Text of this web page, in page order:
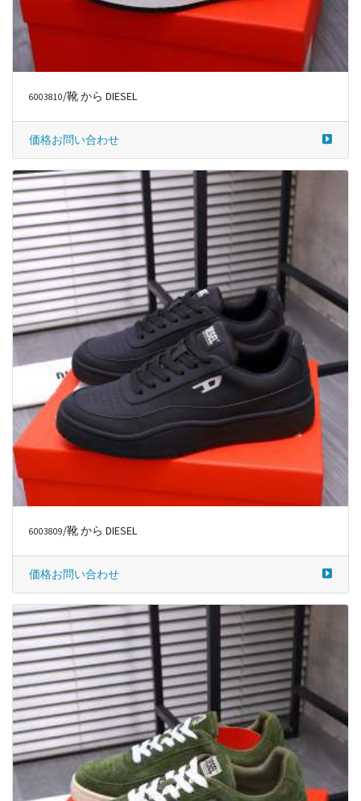
6003810/靴 から DIESEL
価格お問い合わせ
6003809/靴 から DIESEL
価格お問い合わせ